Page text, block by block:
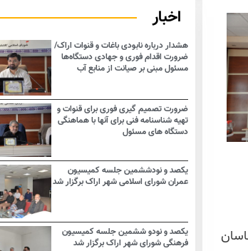
اخبار
هشدار درباره نابودی باغات و قنوات اراک/
ضرورت اقدام فوری و جهادی دستگاه‌ها
مسئول مبنی بر صیانت از منابع آب
ضرورت تصمیم گیری فوری برای قنوات و
تهیه شناسنامه فنی برای آنها با هماهنگی
دستگاه های مسئول
یکصد و نودششمین جلسه کمیسیون
عمران شورای اسلامی شهر اراک برگزار شد
یکصد و نودو ششمین جلسه کمیسیون
فرهنگی شورای شهر اراک برگزار شد